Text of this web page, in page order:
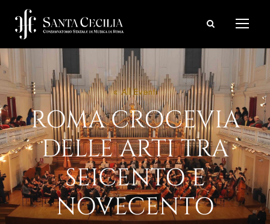
« All Eventi
ROMA CROCEVIA
DELLE ARTI TRA
SEICENTO E
NOVECENTO